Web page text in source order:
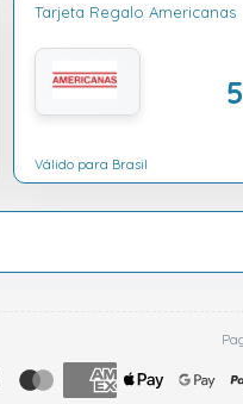
Tarjeta Regalo Americanas
Válido para Brasil